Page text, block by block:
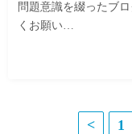
問題意識を綴ったブ
くお願い…
< 1